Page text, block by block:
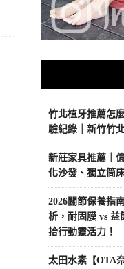
竹北植牙推薦怎
驗紀錄｜新竹竹
新莊家具推薦｜
化沙發、獨立筒
2026關節保養指
析，耐固膜 vs 益
拾行動靈活力！
太田水素【OTA